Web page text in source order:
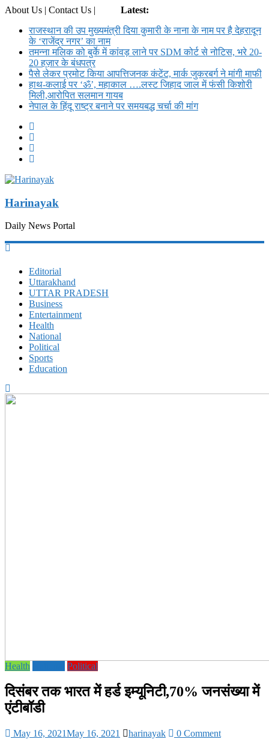
About Us | Contact Us |
Latest:
राजस्थान की उप मुख्यमंत्री दिया कुमारी के नाना के नाम पर है देहरादून
के ‘राजेंद्र नगर’ का नाम
तमन्ना मलिक को बुर्के में कांवड़ लाने पर SDM कोर्ट से नोट‍िस, भरे 20-
20 हज़ार के बंधपत्र
पैसे लेकर प्रमोट क‍िया आपत्तिजनक कंटेंट, मार्क जुकरबर्ग ने मांगी माफी
हाथ-कलाई पर ‘ॐ’, महाकाल ….लस्ट जिहाद जाल में फंसी किशोरी
मिली,आरोपित सलमान गायब
नेपाल के हिंदू राष्ट्र बनाने पर समयबद्ध चर्चा की मांग
Harinayak
Daily News Portal
Editorial
Uttarakhand
UTTAR PRADESH
Business
Entertainment
Health
National
Political
Sports
Education
Health Political
दिसंबर तक भारत में हर्ड इम्यूनिटी,70% जनसंख्या में
एंटीबॉडी
May 16, 2021May 16, 2021 harinayak 0 Comment